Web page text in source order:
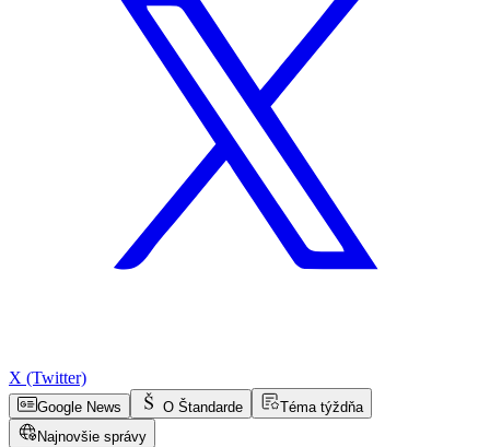
X (Twitter)
Google News O Štandarde
Téma týždňa
Najnovšie správy